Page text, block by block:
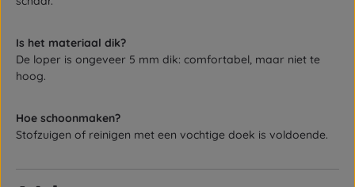
Is het materiaal dik?
De loper is ongeveer 5 mm dik: comfortabel, maar niet te
hoog.
Hoe schoonmaken?
Stofzuigen of reinigen met een vochtige doek is voldoende.